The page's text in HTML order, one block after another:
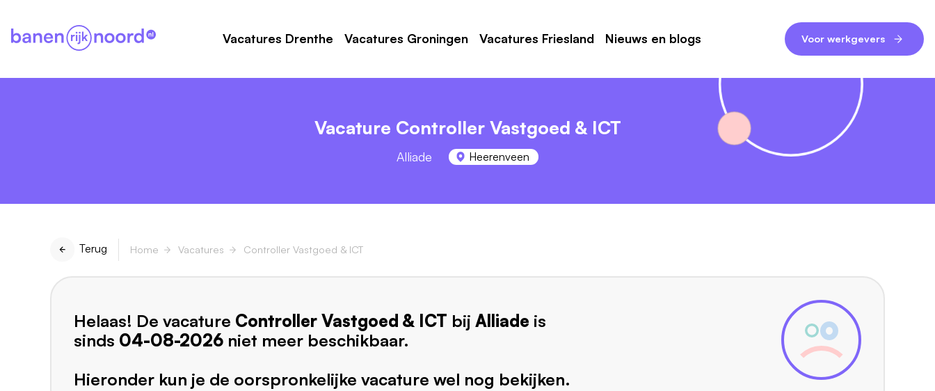
Vacatures Drenthe Vacatures Groningen Vacatures Friesland Nieuws en blogs Voor werkgevers
Vacature Controller Vastgoed & ICT
Alliade Heerenveen
Terug Home Vacatures Controller Vastgoed & ICT
Helaas! De vacature Controller Vastgoed & ICT bij Alliade is
sinds 04-08-2026 niet meer beschikbaar.
Hieronder kun je de oorspronkelijke vacature wel nog bekijken.